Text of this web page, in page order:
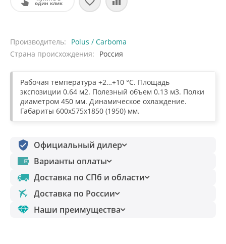
один клик
Производитель
Polus / Carboma
Страна происхождения
Россия
Рабочая температура +2…+10 °С. Площадь
экспозиции 0.64 м2. Полезный объем 0.13 м3. Полки
диаметром 450 мм. Динамическое охлаждение.
Габариты 600х575х1850 (1950) мм.
Официальный дилер
Варианты оплаты
Доставка по СПб и области
Доставка по России
Наши преимущества